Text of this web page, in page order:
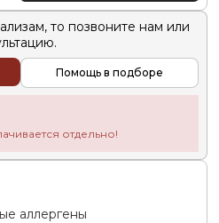
то позвоните нам или
Помощь в подборе
отдельно!
аллергены